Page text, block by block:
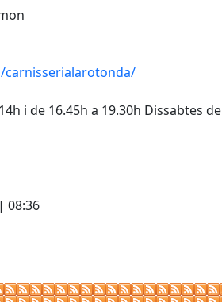
i de 16.45h a 19.30h Dissabtes de
08:36